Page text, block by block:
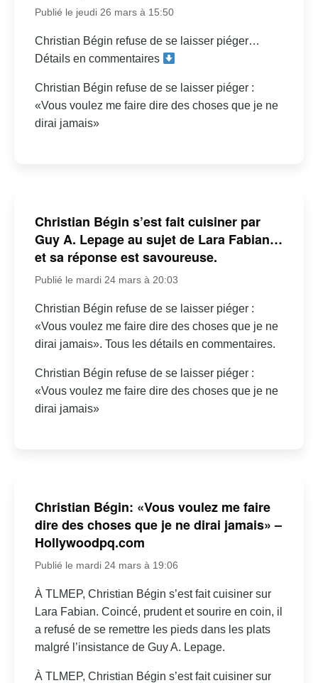
Publié le jeudi 26 mars à 15:50
Christian Bégin refuse de se laisser piéger…
Détails en commentaires
Christian Bégin refuse de se laisser piéger :
«Vous voulez me faire dire des choses que je ne
dirai jamais»
Christian Bégin s’est fait cuisiner par
Guy A. Lepage au sujet de Lara Fabian…
et sa réponse est savoureuse.
Publié le mardi 24 mars à 20:03
Christian Bégin refuse de se laisser piéger :
«Vous voulez me faire dire des choses que je ne
dirai jamais». Tous les détails en commentaires.
Christian Bégin refuse de se laisser piéger :
«Vous voulez me faire dire des choses que je ne
dirai jamais»
Christian Bégin: «Vous voulez me faire
dire des choses que je ne dirai jamais» –
Hollywoodpq.com
Publié le mardi 24 mars à 19:06
À TLMEP, Christian Bégin s’est fait cuisiner sur
Lara Fabian. Coincé, prudent et sourire en coin, il
a refusé de se remettre les pieds dans les plats
malgré l’insistance de Guy A. Lepage.
À TLMEP, Christian Bégin s’est fait cuisiner sur